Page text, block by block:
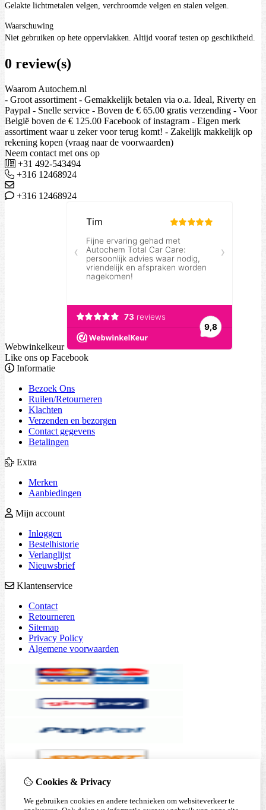
Gelakte lichtmetalen velgen, verchroomde velgen en stalen velgen.
Waarschuwing
Niet gebruiken op hete oppervlakken. Altijd vooraf testen op geschiktheid.
0 review(s)
Waarom Autochem.nl
- Groot assortiment - Gemakkelijk betalen via o.a. Ideal, Riverty en
Paypal - Snelle service - Boven de € 65.00 gratis verzending - Voor
België boven de € 125.00 Facebook of instagram - Eigen merk
assortiment waar u zeker voor terug komt! - Zakelijk makkelijk op
rekening kopen (vraag naar de voorwaarden)
Neem contact met ons op
+31 492-543494
+316 12468924
+316 12468924
Webwinkelkeur
Like ons op Facebook
Informatie
Bezoek Ons
Ruilen/Retourneren
Klachten
Verzenden en bezorgen
Contact gegevens
Betalingen
Extra
Merken
Aanbiedingen
Mijn account
Inloggen
Bestelhistorie
Verlanglijst
Nieuwsbrief
Klantenservice
Contact
Retourneren
Sitemap
Privacy Policy
Algemene voorwaarden
Cookies & Privacy
We gebruiken cookies en andere technieken om websiteverkeer te